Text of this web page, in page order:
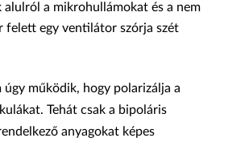
a mikrohullámokat és a nem
felett egy ventilátor szórja szét
működik, hogy polarizálja a
Tehát csak a bipoláris
anyagokat képes